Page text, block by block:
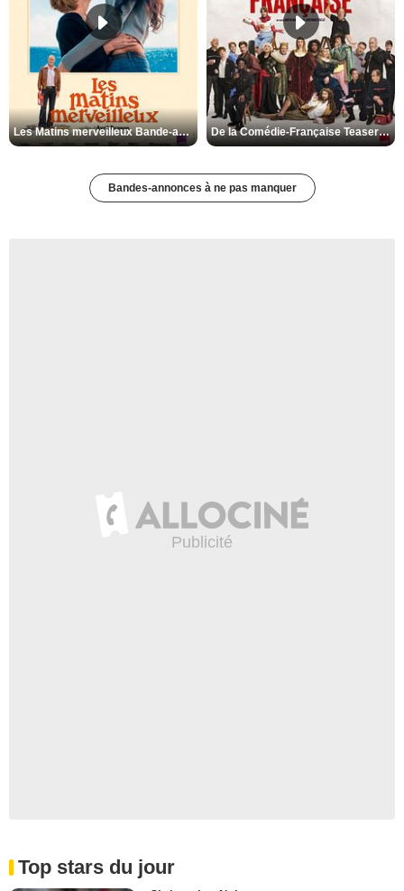
Les Matins merveilleux Bande-annonce VF De la Comédie-Française Teaser VF
Bandes-annonces à ne pas manquer
Top stars du jour